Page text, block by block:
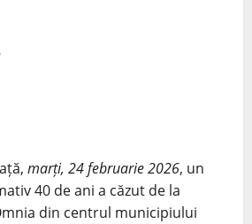
marți, 24 februarie 2026, un
40 de ani a căzut de la
din centrul municipiului